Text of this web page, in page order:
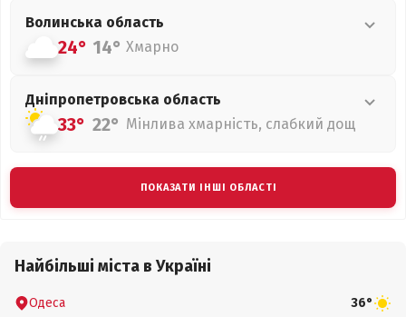
Волинська область
24° 14° Хмарно
Дніпропетровська область
33° 22° Мінлива хмарність, слабкий дощ
ПОКАЗАТИ ІНШІ ОБЛАСТІ
Найбільші міста в Україні
Одеса 36°